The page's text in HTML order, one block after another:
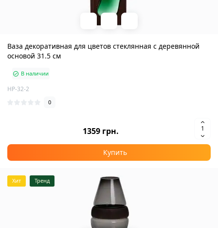
Ваза декоративная для цветов стеклянная с деревянной
основой 31.5 см
В наличии
HP-32-2
0
1359 грн.
Купить
Хит Тренд